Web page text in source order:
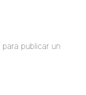
para publicar un